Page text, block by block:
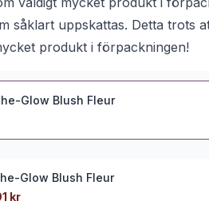
såklart uppskattas. Detta trots
produkt i förpackningen!
Glow Blush Fleur
Glow Blush Fleur
kr